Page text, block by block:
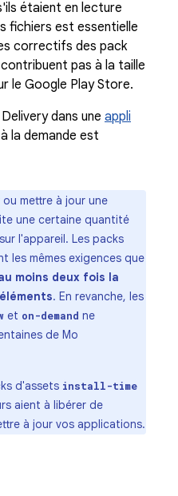
étaient en lecture
fichiers est essentielle
correctifs des pack
pas à la taille
le Google Play Store.
dans une appli
la demande est
mettre à jour une
une certaine quantité
l'appareil. Les packs
les mêmes exigences que
moins deux fois la
. En revanche, les
et on-demand ne
de Mo
d'assets install-time
aient à libérer de
à jour vos applications.